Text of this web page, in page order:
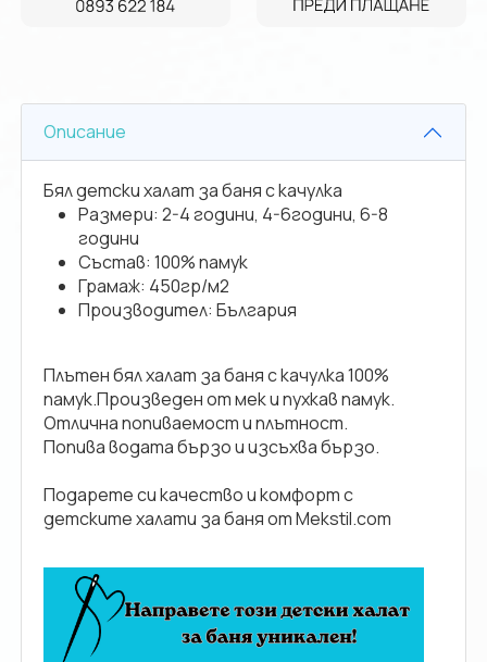
Описание
Бял детски халат за баня с качулка
Размери: 2-4 години, 4-6години, 6-8
години
Състав: 100% памук
Грамаж: 450гр/м2
Производител: България
Плътен бял халат за баня с качулка 100%
памук.Произведен от мек и пухкав памук.
Отлична попиваемост и плътност.
Попива водата бързо и изсъхва бързо.
Подарете си качество и комфорт с
детските халати за баня отMekstil.com